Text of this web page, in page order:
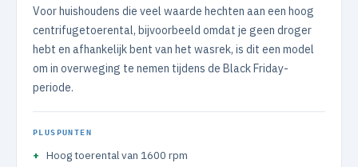
Voor huishoudens die veel waarde hechten aan een hoog
centrifugetoerental, bijvoorbeeld omdat je geen droger
hebt en afhankelijk bent van het wasrek, is dit een model
om in overweging te nemen tijdens de Black Friday-
periode.
PLUSPUNTEN
Hoog toerental van 1600 rpm